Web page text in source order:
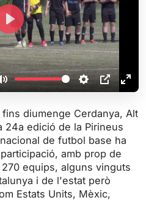
M
u
e
S
t
t
i
n
g
s
P
P
E
n
f
P
l
a
y
diumenge Cerdanya, Alt
24a edició de la Pirineus
de futbol base ha
amb prop de
equips, alguns vinguts
i de l'estat però
Estats Units, Mèxic,